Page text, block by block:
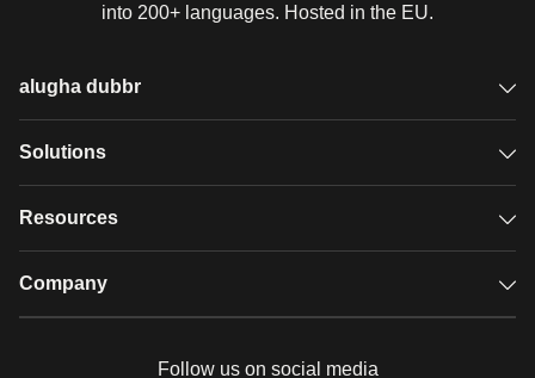
into 200+ languages. Hosted in the EU.
alugha dubbr
Overview
Glossary
Solutions
GDPR video hosting
Resources
Case studies
Company
Follow us on social media